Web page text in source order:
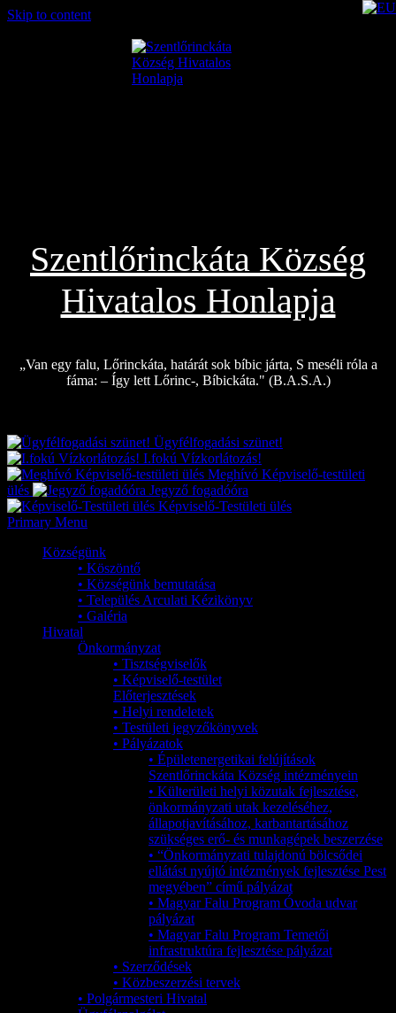
Skip to content
Szentlőrinckáta Község
Hivatalos Honlapja
„Van egy falu, Lőrinckáta, határát sok bíbic járta, S meséli róla a
fáma: – Így lett Lőrinc-, Bíbickáta." (B.A.S.A.)
Ügyfélfogadási szünet!
I.fokú Vízkorlátozás!
Meghívó Képviselő-testületi
ülés
Jegyző fogadóóra
Képviselő-Testületi ülés
Primary Menu
Községünk
• Köszöntő
• Községünk bemutatása
• Település Arculati Kézikönyv
• Galéria
Hivatal
Önkormányzat
• Tisztségviselők
• Képviselő-testület
Előterjesztések
• Helyi rendeletek
• Testületi jegyzőkönyvek
• Pályázatok
• Épületenergetikai felújítások
Szentlőrinckáta Község intézményein
• Külterületi helyi közutak fejlesztése,
önkormányzati utak kezeléséhez,
állapotjavításához, karbantartásához
szükséges erő- és munkagépek beszerzése
• “Önkormányzati tulajdonú bölcsődei
ellátást nyújtó intézmények fejlesztése Pest
megyében” című pályázat
• Magyar Falu Program Óvoda udvar
pályázat
• Magyar Falu Program Temetői
infrastruktúra fejlesztése pályázat
• Szerződések
• Közbeszerzési tervek
• Polgármesteri Hivatal